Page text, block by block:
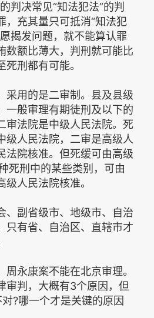
判决常见“知法犯法”的判
，充其量只可抵消“知法犯
揭发问题，就不能算认罪
数额比薄大，判刑就可能比
刑都有可能。
采用的是二审制。县及县级
一般审理有期徒刑及以下的
审法院是中级人民法院。死
级人民法院，二审是高级人
法院核准。但死缓可由高级
死刑中的某些类别，可由
人民法院核准。
、副省级市、地级市、自治
只有省、自治区、直辖市才
永康案不能在北京审理。
审判，大概有3个原因，但
?哪一个才是关键的原因